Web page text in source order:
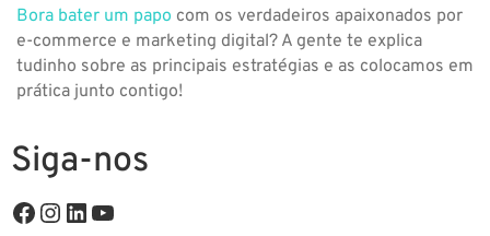
Bora bater um papo com os verdadeiros apaixonados por
e-commerce e marketing digital? A gente te explica
tudinho sobre as principais estratégias e as colocamos em
prática junto contigo!
Siga-nos